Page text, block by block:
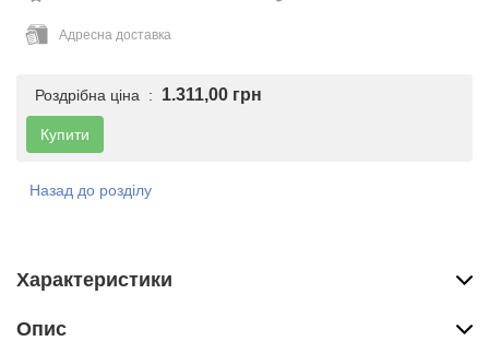
Адресна доставка
Роздрібна ціна : 1.311,00 грн
Купити
Назад до розділу
Характеристики
Опис